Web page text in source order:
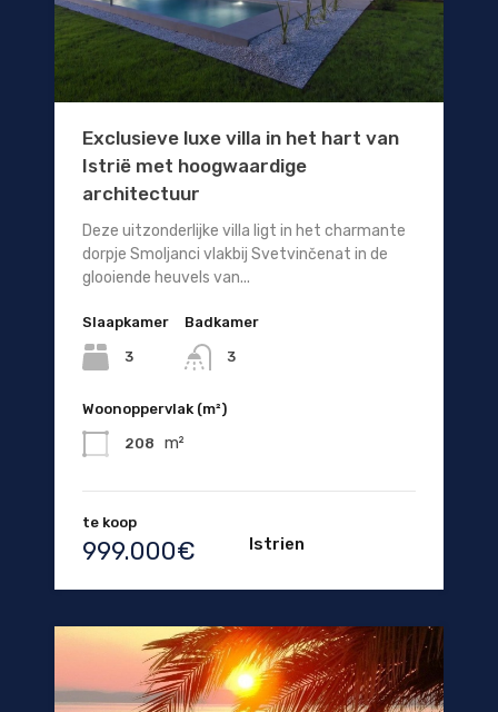
Exclusieve luxe villa in het hart van
Istrië met hoogwaardige
architectuur
Deze uitzonderlijke villa ligt in het charmante
dorpje Smoljanci vlakbij Svetvinčenat in de
glooiende heuvels van...
Slaapkamer
3
Badkamer
3
Woonoppervlak (m²)
208 m²
te koop
999.000€ Istrien